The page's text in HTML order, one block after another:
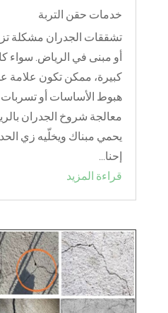
خدمات حقن التربة
تشققات الجدران مشكلة
أو مبنى في الرياض. سواء
كبيرة، ممكن تكون علامة
هبوط الأساسات أو تسربات
معالجة شروخ الجدران
يحمي مبناك ويخلّيه زي
إحنا...
قراءة المزيد